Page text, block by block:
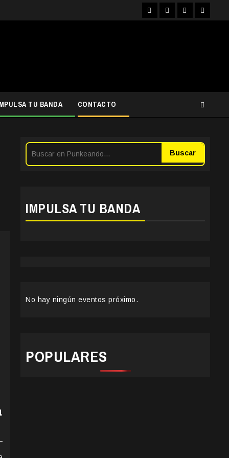
FacebookInstagram
YouTubeTwitter
TU BANDA CONTACTO
Buscar
IMPULSA TU BANDA
No hay ningún eventos próximo.
POPULARES